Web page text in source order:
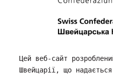
Цей веб-сайт
Швейцарії, що